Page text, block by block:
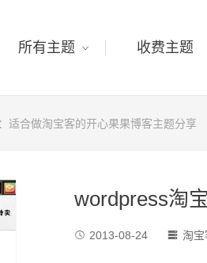
所有主题 收费主题
适合做淘宝客的开心果果博客主题分享
wordpress淘
 2013-08-24  淘